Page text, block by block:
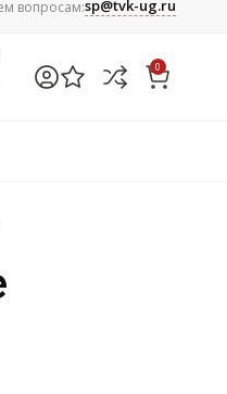
вопросам:sp@tvk-ug.ru
0